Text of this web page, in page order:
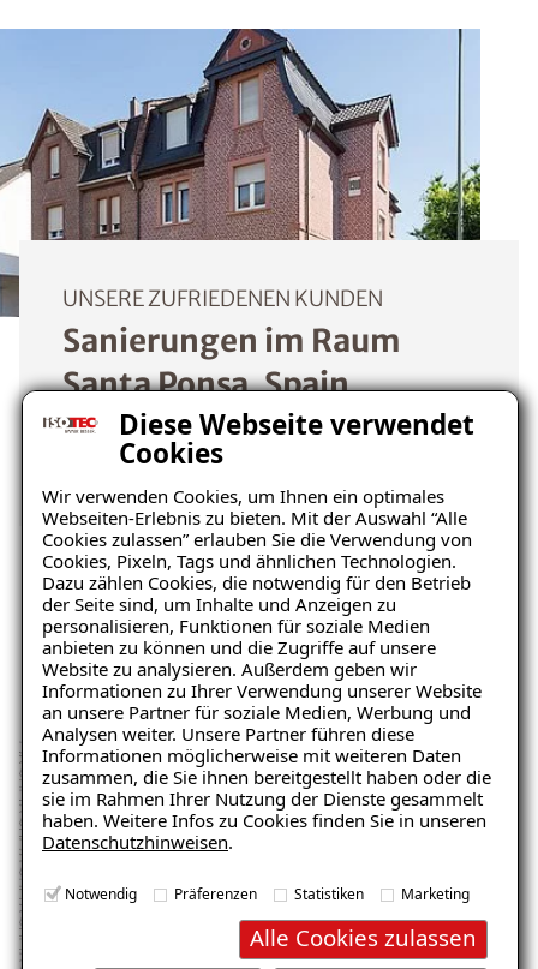
Diese Webseite verwendet
Cookies
Wir verwenden Cookies, um Ihnen ein optimales
Webseiten-Erlebnis zu bieten. Mit der Auswahl “Alle
Cookies zulassen” erlauben Sie die Verwendung von
Cookies, Pixeln, Tags und ähnlichen Technologien.
Dazu zählen Cookies, die notwendig für den Betrieb
der Seite sind, um Inhalte und Anzeigen zu
personalisieren, Funktionen für soziale Medien
anbieten zu können und die Zugriffe auf unsere
Website zu analysieren. Außerdem geben wir
Informationen zu Ihrer Verwendung unserer Website
an unsere Partner für soziale Medien, Werbung und
Analysen weiter. Unsere Partner führen diese
Informationen möglicherweise mit weiteren Daten
zusammen, die Sie ihnen bereitgestellt haben oder die
sie im Rahmen Ihrer Nutzung der Dienste gesammelt
haben. Weitere Infos zu Cookies finden Sie in unseren
Datenschutzhinweisen.
Notwendig Präferenzen Statistiken Marketing
Alle Cookies zulassen
UNSERE ZUFRIEDENEN KUNDEN
Sanierungen im Raum
Santa Ponsa, Spain
Mehr erfahren
Dünner Aufbau – Gute
Dämmwirkung